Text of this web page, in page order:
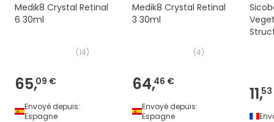
Medik8 Crystal Retinal
6 30ml
(14)
65,09 €
Envoyé depuis:
Espagne
Medik8 Crystal Retinal
3 30ml
(4)
64,46 €
Envoyé depuis:
Espagne
11,